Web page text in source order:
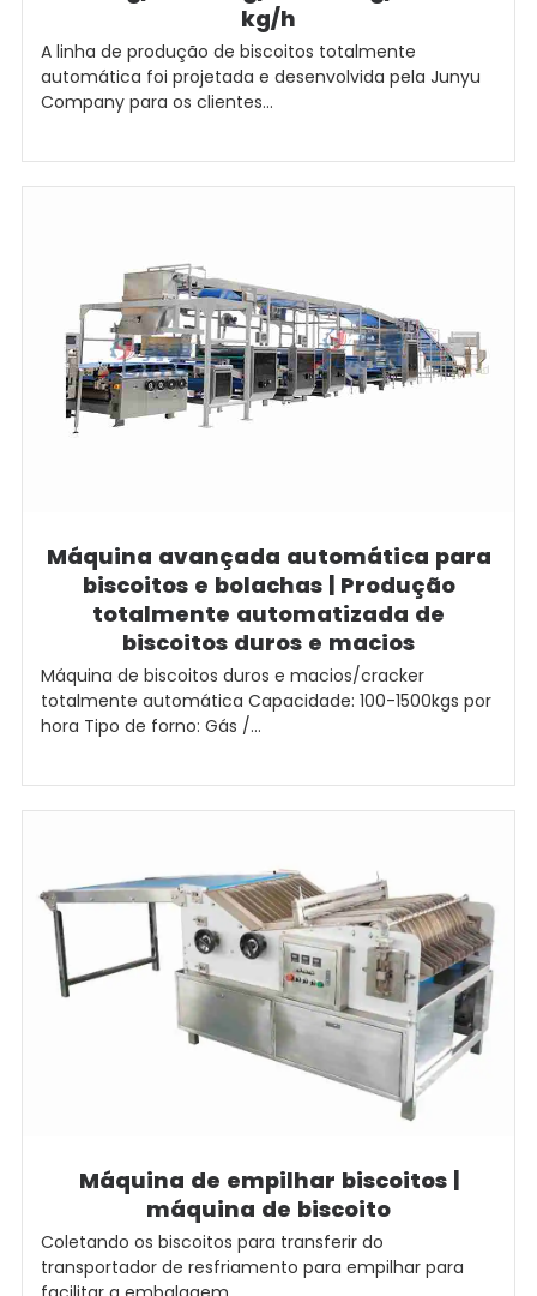
kg/h
A linha de produção de biscoitos totalmente
automática foi projetada e desenvolvida pela Junyu
Company para os clientes...
Máquina avançada automática para
biscoitos e bolachas | Produção
totalmente automatizada de
biscoitos duros e macios
Máquina de biscoitos duros e macios/cracker
totalmente automática Capacidade: 100-1500kgs por
hora Tipo de forno: Gás /...
Máquina de empilhar biscoitos |
máquina de biscoito
Coletando os biscoitos para transferir do
transportador de resfriamento para empilhar para